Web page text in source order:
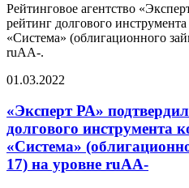
Рейтинговое агентство
рейтинг долгового
«Система» (облигационного
ruAA-.
01.03.2022
«Эксперт РА»
долгового инструмента
«Система»
17) на уровне ruАA-